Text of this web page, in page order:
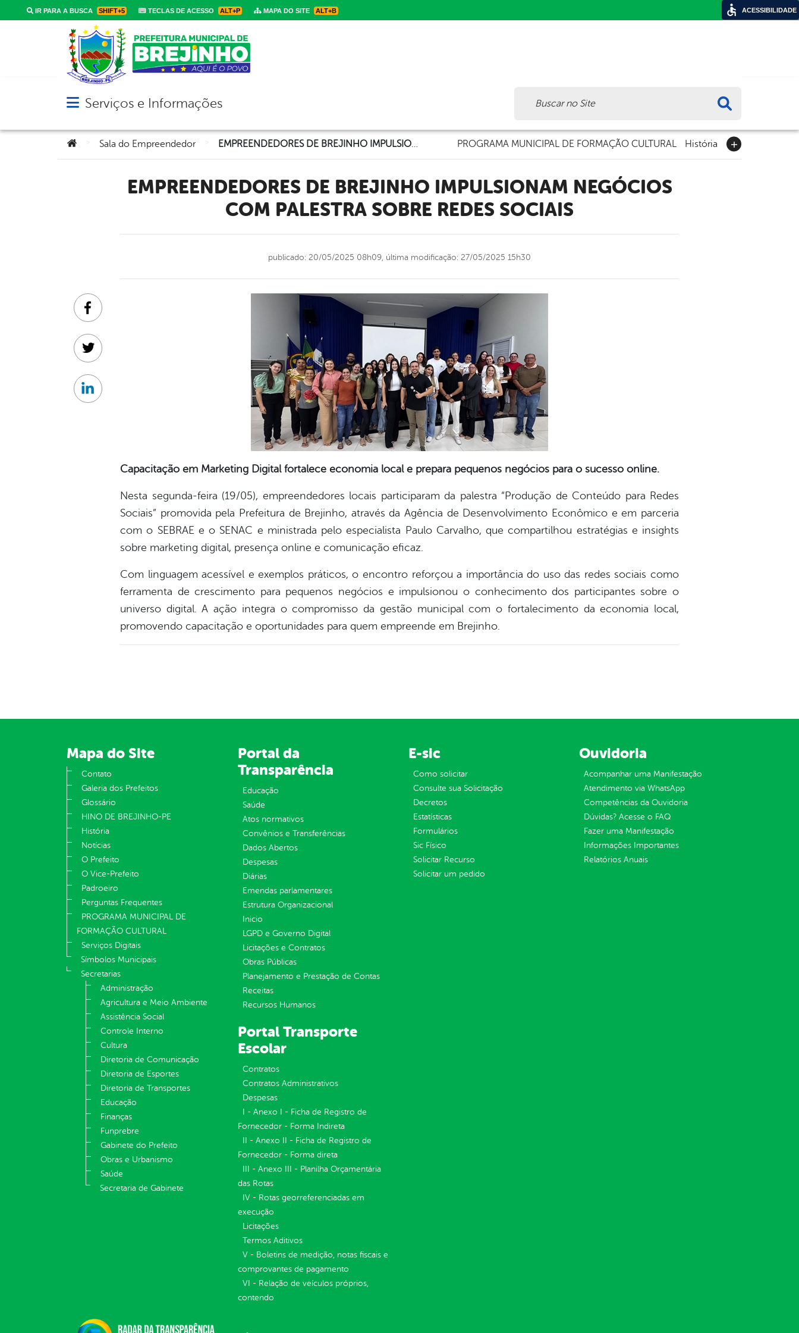
IR PARA A BUSCA SHIFT+5 TECLAS DE ACESSO ALT+P MAPA DO SITE ALT+B
Abrir menu principal de navegação
Serviços e Informações
Você está aqui:Sala do Empreendedor EMPREENDEDORES DE BREJINHO IMPULSIONAM NEGÓCIOS COM PALESTRA SOBRE REDES SOCIAIS PROGRAMA MUNICIPAL DE FORMAÇÃO CULTURAL História
EMPREENDEDORES DE BREJINHO IMPULSIONAM NEGÓCIOS
COM PALESTRA SOBRE REDES SOCIAIS
publicado: 20/05/2025 08h09, última modificação: 27/05/2025 15h30
Capacitação em Marketing Digital fortalece economia local e prepara pequenos negócios para o sucesso online.
Nesta segunda-feira (19/05), empreendedores locais participaram da palestra “Produção de Conteúdo para Redes
Sociais” promovida pela Prefeitura de Brejinho, através da Agência de Desenvolvimento Econômico e em parceria
com o SEBRAE e o SENAC e ministrada pelo especialista Paulo Carvalho, que compartilhou estratégias e insights
sobre marketing digital, presença online e comunicação eficaz.
Com linguagem acessível e exemplos práticos, o encontro reforçou a importância do uso das redes sociais como
ferramenta de crescimento para pequenos negócios e impulsionou o conhecimento dos participantes sobre o
universo digital. A ação integra o compromisso da gestão municipal com o fortalecimento da economia local,
promovendo capacitação e oportunidades para quem empreende em Brejinho.
Facebook
Twitter
Linkedin
Mapa do Site
Contato
Galeria dos Prefeitos
Glossário
HINO DE BREJINHO-PE
História
Notícias
O Prefeito
O Vice-Prefeito
Padroeiro
Perguntas Frequentes
PROGRAMA MUNICIPAL DE
FORMAÇÃO CULTURAL
Serviços Digitais
Símbolos Municipais
Secretarias
Administração
Agricultura e Meio Ambiente
Assistência Social
Controle Interno
Cultura
Diretoria de Comunicação
Diretoria de Esportes
Diretoria de Transportes
Educação
Finanças
Funprebre
Gabinete do Prefeito
Obras e Urbanismo
Saúde
Secretaria de Gabinete
Portal da
Transparência
Educação
Saúde
Atos normativos
Convênios e Transferências
Dados Abertos
Despesas
Diárias
Emendas parlamentares
Estrutura Organizacional
Inicio
LGPD e Governo Digital
Licitações e Contratos
Obras Públicas
Planejamento e Prestação de Contas
Receitas
Recursos Humanos
E-sic
Como solicitar
Consulte sua Solicitação
Decretos
Estatísticas
Formulários
Sic Físico
Solicitar Recurso
Solicitar um pedido
Ouvidoria
Acompanhar uma Manifestação
Atendimento via WhatsApp
Competências da Ouvidoria
Dúvidas? Acesse o FAQ
Fazer uma Manifestação
Informações Importantes
Relatórios Anuais
Portal Transporte
Escolar
Contratos
Contratos Administrativos
Despesas
I - Anexo I - Ficha de Registro de
Fornecedor - Forma Indireta
II - Anexo II - Ficha de Registro de
Fornecedor - Forma direta
III - Anexo III - Planilha Orçamentária
das Rotas
IV - Rotas georreferenciadas em
execução
Licitações
Termos Aditivos
V - Boletins de medição, notas fiscais e
comprovantes de pagamento
VI - Relação de veículos próprios,
contendo
ACESSIBILIDADE